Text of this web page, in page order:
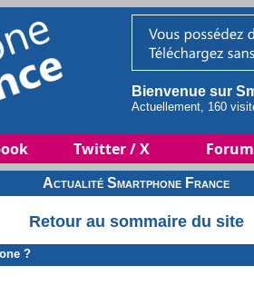
Bienvenue sur
Actuellement, 160
Twitter / X Forum
Actualité Smartphone France
Retour au sommaire du site
?